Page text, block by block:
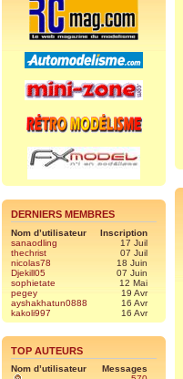
DERNIERS MEMBRES
Nom d’utilisateur
Inscription
sanaodling
17 Juil
thechrist
07 Juil
nicolas78
18 Juin
Djekill05
07 Juin
sophietate
12 Mai
pegey
19 Avr
ayshakhatun0888
16 Avr
kakoli997
16 Avr
TOP AUTEURS
Nom d’utilisateur
Messages